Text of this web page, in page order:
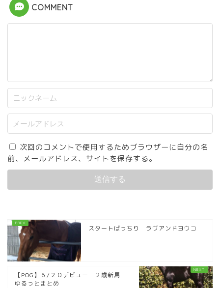
COMMENT
次回のコメントで使用するためブラウザーに自分の名
前、メールアドレス、サイトを保存する。
スタートばっちり ラヴアンドヨウコ
【POG】６/２０デビュー ２歳新馬
ゆるっとまとめ